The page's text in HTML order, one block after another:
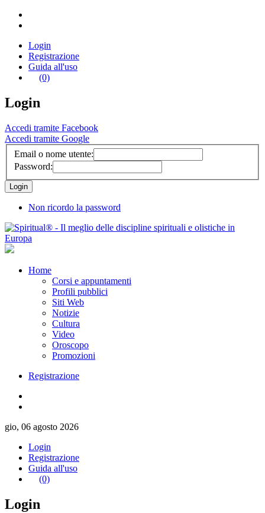
Login
Registrazione
Guida all'uso
(0)
Login
Accedi tramite Facebook
Accedi tramite Google
Email o nome utente:
Password:
Non ricordo la password
Home
Corsi e appuntamenti
Profili pubblici
Siti Web
Notizie
Cultura
Video
Oroscopo
Promozioni
Registrazione
gio, 06 agosto 2026
Login
Registrazione
Guida all'uso
(0)
Login